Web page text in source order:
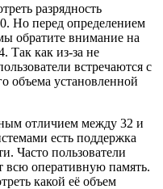
разрядность
Но перед определением
обратите внимание на
Так как из-за не
встречаются с
объема установленной
отличием между 32 и
есть поддержка
Часто пользователи
всю оперативную память.
какой её объем